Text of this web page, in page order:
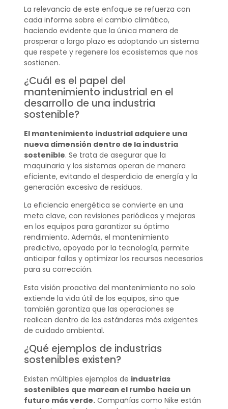
La relevancia de este enfoque se refuerza con
cada informe sobre el cambio climático,
haciendo evidente que la única manera de
prosperar a largo plazo es adoptando un sistema
que respete y regenere los ecosistemas que nos
sostienen.
¿Cuál es el papel del
mantenimiento industrial en el
desarrollo de una industria
sostenible?
El mantenimiento industrial adquiere una
nueva dimensión dentro de la industria
sostenible. Se trata de asegurar que la
maquinaria y los sistemas operan de manera
eficiente, evitando el desperdicio de energía y la
generación excesiva de residuos.
La eficiencia energética se convierte en una
meta clave, con revisiones periódicas y mejoras
en los equipos para garantizar su óptimo
rendimiento. Además, el mantenimiento
predictivo, apoyado por la tecnología, permite
anticipar fallas y optimizar los recursos necesarios
para su corrección.
Esta visión proactiva del mantenimiento no solo
extiende la vida útil de los equipos, sino que
también garantiza que las operaciones se
realicen dentro de los estándares más exigentes
de cuidado ambiental.
¿Qué ejemplos de industrias
sostenibles existen?
Existen múltiples ejemplos de industrias
sostenibles que marcan el rumbo hacia un
futuro más verde.Compañías como Nike están